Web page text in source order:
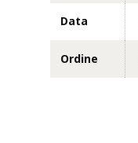
Data
Ordine